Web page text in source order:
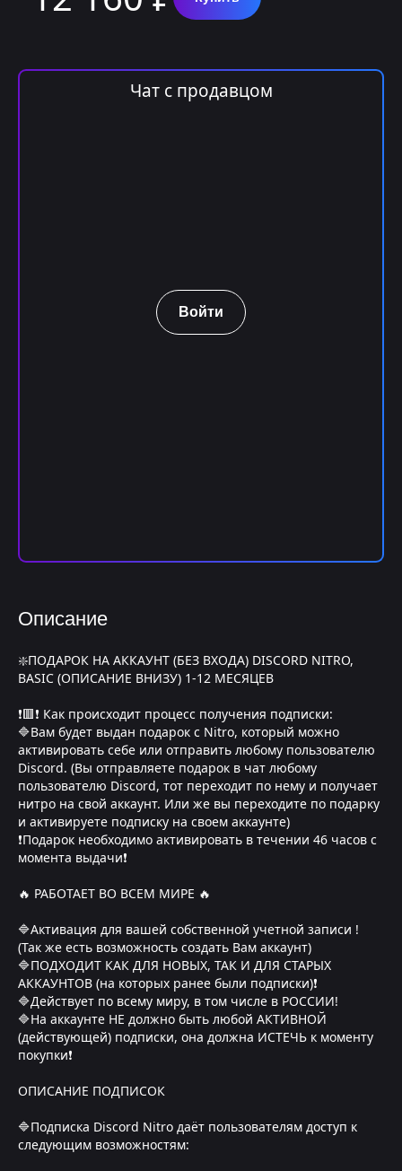
Чат с продавцом
Войти
Описание
❇️ПОДАРОК НА АККАУНТ (БЕЗ ВХОДА) DISCORD NITRO,
BASIC (ОПИСАНИЕ ВНИЗУ) 1-12 МЕСЯЦЕВ
❗🟥❗ Как происходит процесс получения подписки:
🔷Вам будет выдан подарок с Nitro, который можно
активировать себе или отправить любому пользователю
Discord. (Вы отправляете подарок в чат любому
пользователю Discord, тот переходит по нему и получает
нитро на свой аккаунт. Или же вы переходите по подарку
и активируете подписку на своем аккаунте)
❗Подарок необходимо активировать в течении 46 часов с
момента выдачи❗
🔥 РАБОТАЕТ ВО ВСЕМ МИРЕ 🔥
🔷Активация для вашей собственной учетной записи !
(Так же есть возможность создать Вам аккаунт)
🔷ПОДХОДИТ КАК ДЛЯ НОВЫХ, ТАК И ДЛЯ СТАРЫХ
АККАУНТОВ (на которых ранее были подписки)❗
🔷Действует по всему миру, в том числе в РОССИИ!
🔷На аккаунте НЕ должно быть любой АКТИВНОЙ
(действующей) подписки, она должна ИСТЕЧЬ к моменту
покупки❗
ОПИСАНИЕ ПОДПИСОК
🔷Подписка Discord Nitro даёт пользователям доступ к
следующим возможностям: